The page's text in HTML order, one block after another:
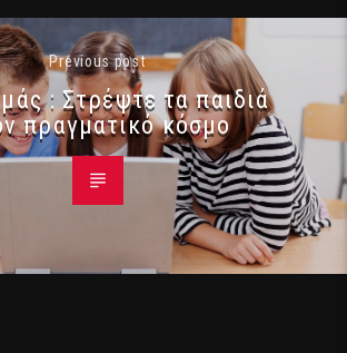
Previous post
: Στρέψτε τα παιδιά
πραγματικό κόσμο